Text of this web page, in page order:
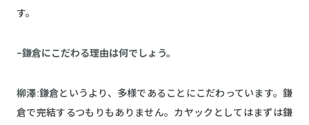
す。
−鎌倉にこだわる理由は何でしょう。
柳澤:鎌倉というより、多様であることにこだわっています。鎌
倉で完結するつもりもありません。カヤックとしてはまずは鎌